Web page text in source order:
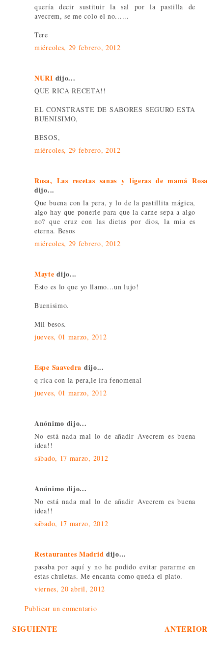
quería decir sustituir la sal por la pastilla de
avecrem, se me colo el no......
Tere
miércoles, 29 febrero, 2012
NURI dijo...
QUE RICA RECETA!!
EL CONSTRASTE DE SABORES SEGURO ESTA
BUENISIMO,
BESOS,
miércoles, 29 febrero, 2012
Rosa, Las recetas sanas y ligeras de mamá Rosa
dijo...
Que buena con la pera, y lo de la pastillita mágica,
algo hay que ponerle para que la carne sepa a algo
no? que cruz con las dietas por dios, la mia es
eterna. Besos
miércoles, 29 febrero, 2012
Mayte dijo...
Esto es lo que yo llamo...un lujo!
Buenisimo.
Mil besos.
jueves, 01 marzo, 2012
Espe Saavedra dijo...
q rica con la pera,le ira fenomenal
jueves, 01 marzo, 2012
Anónimo dijo...
No está nada mal lo de añadir Avecrem es buena
idea!!
sábado, 17 marzo, 2012
Anónimo dijo...
No está nada mal lo de añadir Avecrem es buena
idea!!
sábado, 17 marzo, 2012
Restaurantes Madrid dijo...
pasaba por aquí y no he podido evitar pararme en
estas chuletas. Me encanta como queda el plato.
viernes, 20 abril, 2012
Publicar un comentario
SIGUIENTE ANTERIOR